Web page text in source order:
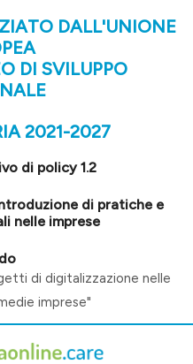
DALL'UNIONE
DI SVILUPPO
2021-2027
di policy 1.2
di pratiche e
nelle imprese
di digitalizzazione nelle
imprese"